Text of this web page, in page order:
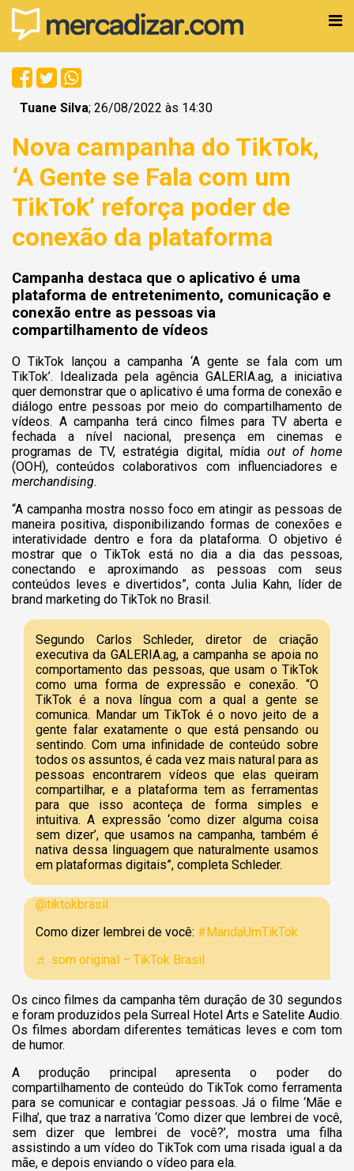
Tuane Silva; 26/08/2022 às 14:30
Nova campanha do TikTok,
‘A Gente se Fala com um
TikTok’ reforça poder de
conexão da plataforma
Campanha destaca que o aplicativo é uma
plataforma de entretenimento, comunicação e
conexão entre as pessoas via
compartilhamento de vídeos
O TikTok lançou a campanha ‘A gente se fala com um
TikTok’. Idealizada pela agência GALERIA.ag, a iniciativa
quer demonstrar que o aplicativo é uma forma de conexão e
diálogo entre pessoas por meio do compartilhamento de
vídeos. A campanha terá cinco filmes para TV aberta e
fechada a nível nacional, presença em cinemas e
programas de TV, estratégia digital, mídia out of home
(OOH), conteúdos colaborativos com influenciadores e
merchandising.
“A campanha mostra nosso foco em atingir as pessoas de
maneira positiva, disponibilizando formas de conexões e
interatividade dentro e fora da plataforma. O objetivo é
mostrar que o TikTok está no dia a dia das pessoas,
conectando e aproximando as pessoas com seus
conteúdos leves e divertidos”, conta Julia Kahn, líder de
brand marketing do TikTok no Brasil.
Segundo Carlos Schleder, diretor de criação
executiva da GALERIA.ag, a campanha se apoia no
comportamento das pessoas, que usam o TikTok
como uma forma de expressão e conexão. “O
TikTok é a nova língua com a qual a gente se
comunica. Mandar um TikTok é o novo jeito de a
gente falar exatamente o que está pensando ou
sentindo. Com uma infinidade de conteúdo sobre
todos os assuntos, é cada vez mais natural para as
pessoas encontrarem vídeos que elas queiram
compartilhar, e a plataforma tem as ferramentas
para que isso aconteça de forma simples e
intuitiva. A expressão ‘como dizer alguma coisa
sem dizer’, que usamos na campanha, também é
nativa dessa linguagem que naturalmente usamos
em plataformas digitais”, completa Schleder.
@tiktokbrasil
Como dizer lembrei de você: #MandaUmTikTok
♬ som original – TikTok Brasil
Os cinco filmes da campanha têm duração de 30 segundos
e foram produzidos pela Surreal Hotel Arts e Satelite Audio.
Os filmes abordam diferentes temáticas leves e com tom
de humor.
A produção principal apresenta o poder do
compartilhamento de conteúdo do TikTok como ferramenta
para se comunicar e contagiar pessoas. Já o filme ‘Mãe e
Filha’, que traz a narrativa ‘Como dizer que lembrei de você,
sem dizer que lembrei de você?’, mostra uma filha
assistindo a um vídeo do TikTok com uma risada igual a da
mãe, e depois enviando o vídeo para ela.